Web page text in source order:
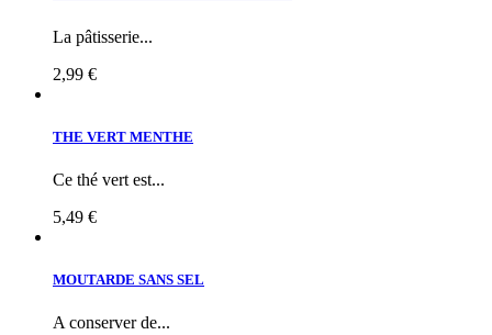
La pâtisserie...
2,99 €
THE VERT MENTHE
Ce thé vert est...
5,49 €
MOUTARDE SANS SEL
A conserver de...